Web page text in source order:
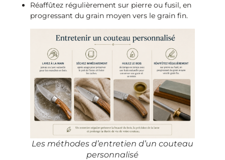
Réaffûtez régulièrement sur pierre ou fusil, en
progressant du grain moyen vers le grain fin.
Les méthodes d’entretien d’un couteau
personnalisé